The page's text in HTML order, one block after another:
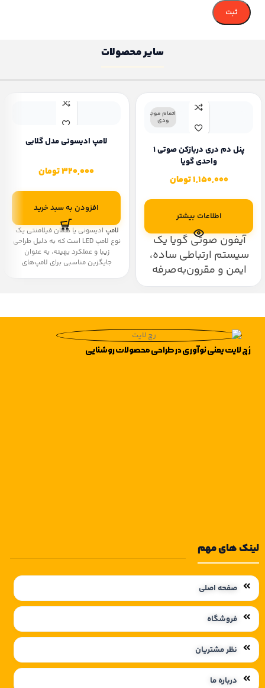
سایر محصولات
اتمام موج
ودی
پنل دم دری دربازکن صوتی 1
واحدی گویا
1,150,000تومان
اطلاعات بیشتر
آیفون صوتی گویا یک
سیستم ارتباطی ساده،
ایمن و مقرون‌به‌صرفه
برای کنترل ورود و خروج
مسکونی و اداری است.
با کیفیت صدای شفاف،
نصب آسان، و قابلیت
اتصال به قفل برقی، این
لامپ ا‌دیسونی مدل گلابی
320,000تومان
افزودن به سبد خرید
لامپادیسونی یا همان فیلامنتی یک
نوع لامپ LED است که به دلیل طراحی
زیبا و عملکرد بهینه، به عنوان
جایگزین مناسبی برای لامپ‌های
مصرف انرژی و افزایش طول عمر بهره
رُچ لایت یعنی نوآوری در طراحی محصولات روشنایی
لینک های مهم
صفحه اصلی
فروشگاه
نظر مشتریان
درباره ما